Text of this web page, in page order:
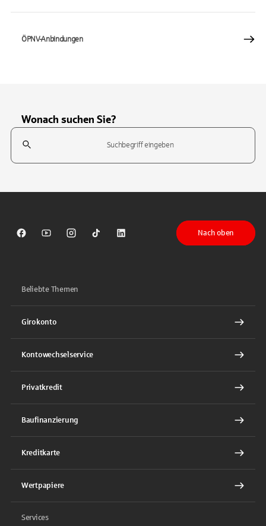
ÖPNV-Anbindungen
Wonach suchen Sie?
Suchfeld
Sparkasse auf Facebook
Sparkasse auf Youtube
Sparkasse auf Instagram
Sparkasse auf TikTok
Sparkasse auf LinkedIn
Nach oben
Beliebte Themen
Girokonto
Kontowechselservice
Privatkredit
Baufinanzierung
Kreditkarte
Wertpapiere
Services